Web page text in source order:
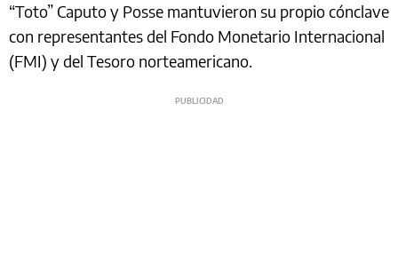
“Toto” Caputo y Posse mantuvieron su propio cónclave
con representantes del Fondo Monetario Internacional
(FMI) y del Tesoro norteamericano.